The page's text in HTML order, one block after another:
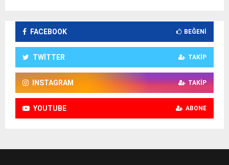
FACEBOOK BEĞENI
TWITTER TAKIP
INSTAGRAM TAKIP
YOUTUBE ABONE